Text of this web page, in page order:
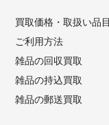
買取価格・取扱い品目
ご利用方法
雑品の回収買取
雑品の持込買取
雑品の郵送買取